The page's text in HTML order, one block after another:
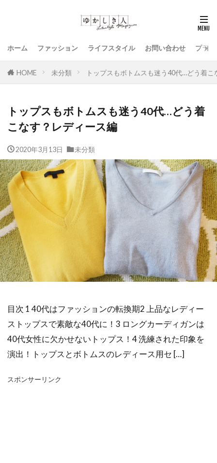
ホーム ファッション ライフスタイル お問い合わせ プラ
HOME 未分類 トップスもボトムスも迷う40代…どう着
トップスもボトムスも迷う40代…どう着
こなす？レディース編
2020年3月13日 未分類
目次 1 40代はファッションの転換期2 上品なレディー
ストップスで素敵な40代に！3 ロングカーディガンは
40代女性に欠かせないトップス！4 洗練された印象を
演出！トップスとボトムスのレディース用セ […]
スポンサーリンク